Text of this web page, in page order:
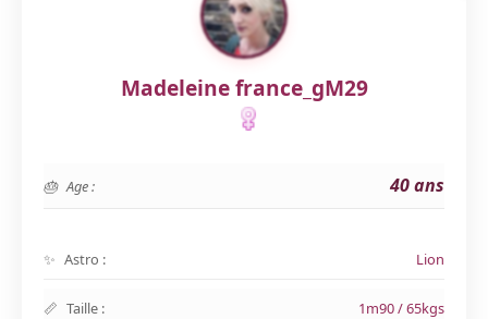
Madeleine france_gM29
Age : 40 ans
Astro : Lion
Taille : 1m90 / 65kgs